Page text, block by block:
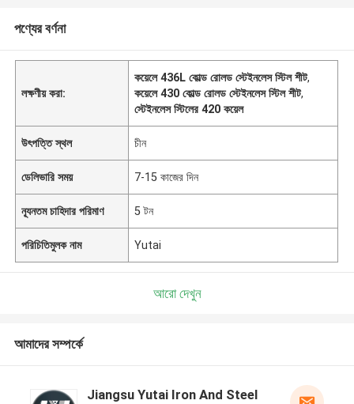
পণ্যের বর্ণনা
লক্ষণীয় করা:
কয়েলে 436L কোল্ড রোলড স্টেইনলেস স্টিল শীট,
কয়েলে 430 কোল্ড রোলড স্টেইনলেস স্টিল শীট,
স্টেইনলেস স্টিলের 420 কয়েল
উৎপত্তি স্থল চীন
ডেলিভারি সময় 7-15 কাজের দিন
ন্যূনতম চাহিদার পরিমাণ 5 টন
পরিচিতিমুলক নাম Yutai
আরো দেখুন
আমাদের সম্পর্কে
Jiangsu Yutai Iron And Steel